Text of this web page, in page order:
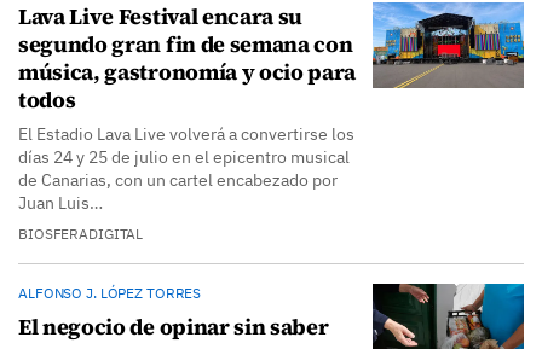
Lava Live Festival encara su
segundo gran fin de semana con
música, gastronomía y ocio para
todos
El Estadio Lava Live volverá a convertirse los
días 24 y 25 de julio en el epicentro musical
de Canarias, con un cartel encabezado por
Juan Luis…
BIOSFERADIGITAL
ALFONSO J. LÓPEZ TORRES
El negocio de opinar sin saber